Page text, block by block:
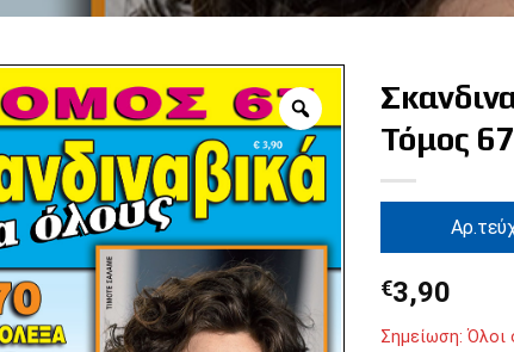
Τόμος 67
€3,90
Σημείωση: Όλοι